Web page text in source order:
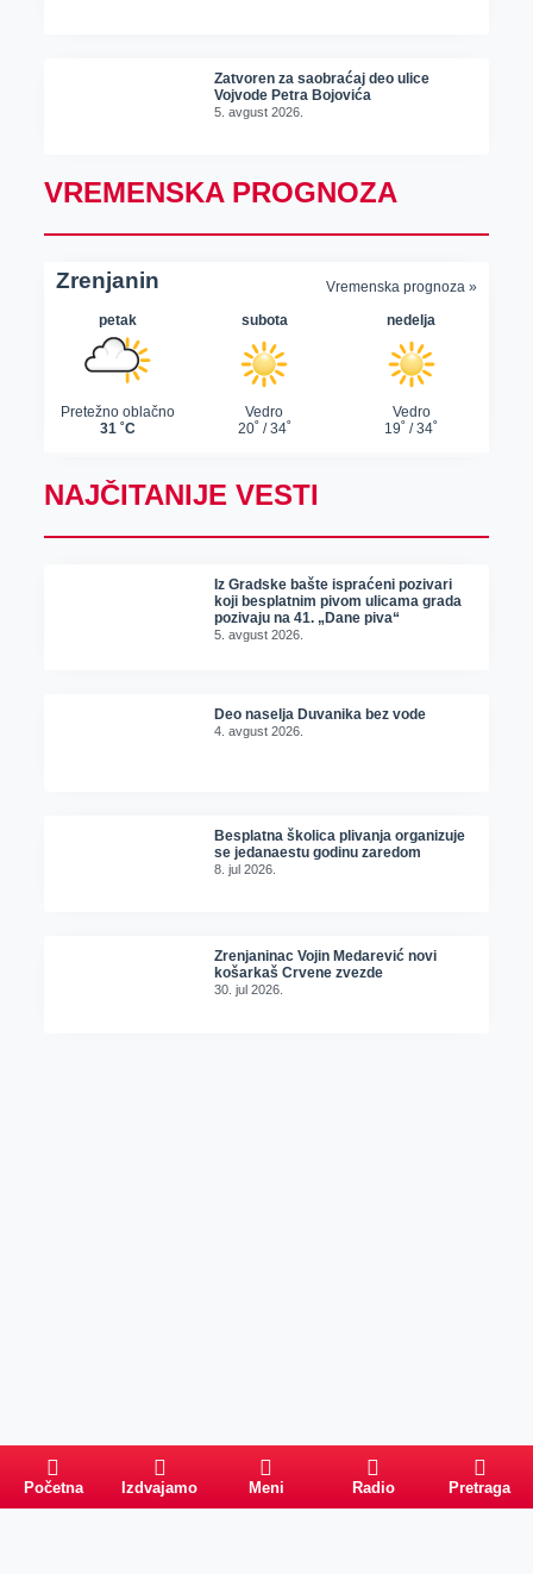
Zatvoren za saobraćaj deo ulice
Vojvode Petra Bojovića
5. avgust 2026.
VREMENSKA PROGNOZA
NAJČITANIJE VESTI
Iz Gradske bašte ispraćeni pozivari
koji besplatnim pivom ulicama grada
pozivaju na 41. „Dane piva“
5. avgust 2026.
Deo naselja Duvanika bez vode
4. avgust 2026.
Besplatna školica plivanja organizuje
se jedanaestu godinu zaredom
8. jul 2026.
Zrenjaninac Vojin Medarević novi
košarkaš Crvene zvezde
30. jul 2026.
Početna Izdvajamo Meni Radio Pretraga